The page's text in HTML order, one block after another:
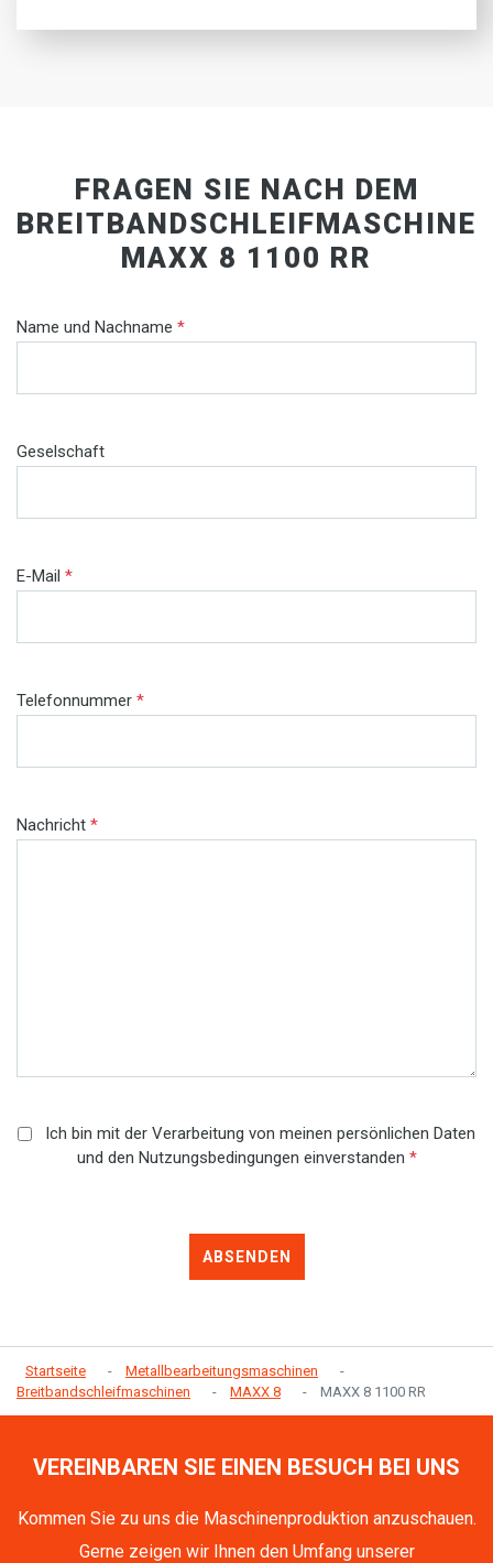
FRAGEN SIE NACH DEM
BREITBANDSCHLEIFMASCHINE
MAXX 8 1100 RR
Name und Nachname *
Geselschaft
E-Mail *
Telefonnummer *
Nachricht *
Ich bin mit der Verarbeitung von meinen persönlichen Daten
und den Nutzungsbedingungen einverstanden *
ABSENDEN
Startseite
Metallbearbeitungsmaschinen
Breitbandschleifmaschinen
MAXX 8 MAXX 8 1100 RR
VEREINBAREN SIE EINEN BESUCH BEI UNS
Kommen Sie zu uns die Maschinenproduktion anzuschauen.
Gerne zeigen wir Ihnen den Umfang unserer